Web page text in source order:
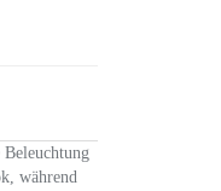
während